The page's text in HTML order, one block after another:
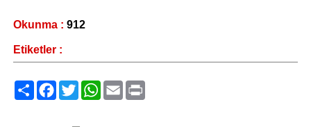
Okunma : 912
Etiketler :
PaylaşFacebook
TwitterWhatsApp
Email